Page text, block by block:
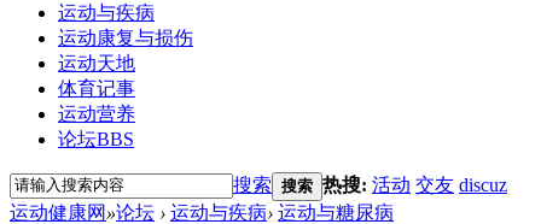
运动与疾病
运动康复与损伤
运动天地
体育记事
运动营养
论坛BBS
搜索 搜索 热搜: 活动 交友 discuz
运动健康网 »论坛 › 运动与疾病› 运动与糖尿病